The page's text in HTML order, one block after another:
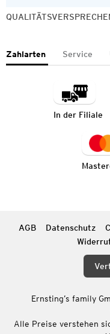
Zahlarten Service
In der Filiale
AGB Datenschutz
Ernsting’s family
Alle Preise verstehen